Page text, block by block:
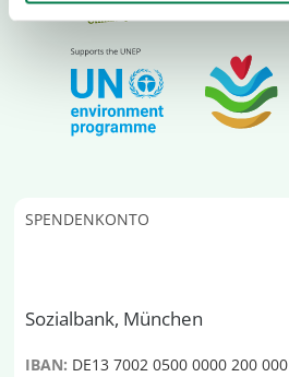
SPENDENKONTO
Sozialbank, München
IBAN: DE13 7002 0500 0000 200 000